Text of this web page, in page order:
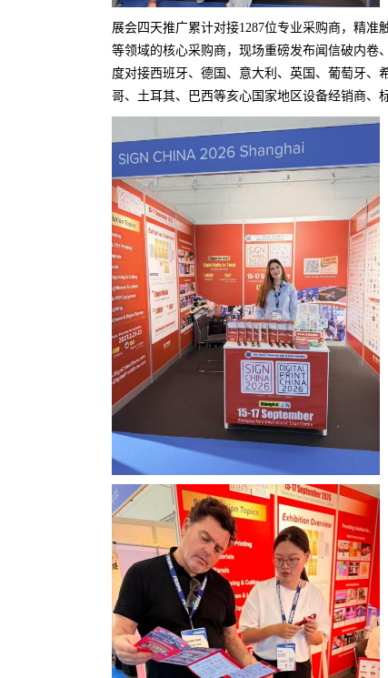
展会四天推广累计对接1287位专业采购商，精
等领域的核心采购商，现场重磅发布闻信破内卷
度对接西班牙、德国、意大利、英国、葡萄牙、
哥、土耳其、巴西等亥心国家地区设备经销商、